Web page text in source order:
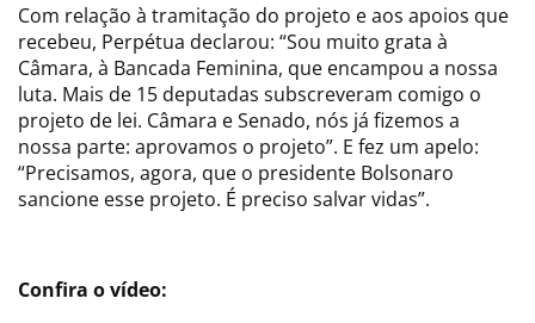
Com relação à tramitação do projeto e aos apoios que
recebeu, Perpétua declarou: “Sou muito grata à
Câmara, à Bancada Feminina, que encampou a nossa
luta. Mais de 15 deputadas subscreveram comigo o
projeto de lei. Câmara e Senado, nós já fizemos a
nossa parte: aprovamos o projeto”. E fez um apelo:
“Precisamos, agora, que o presidente Bolsonaro
sancione esse projeto. É preciso salvar vidas”.
Confira o vídeo: